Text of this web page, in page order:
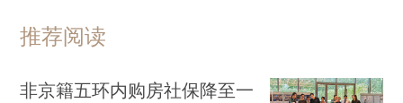
推荐阅读
非京籍五环内购房社保降至一